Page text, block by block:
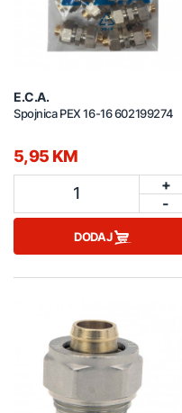
E.C.A.
Spojnica PEX 16-16 602199274
5,95 KM
1
+
-
DODAJ